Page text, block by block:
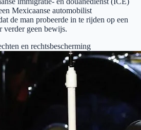
Mexicaanse automobilist
de man probeerde in te rijden op een
verder geen bewijs.
en rechtsbescherming